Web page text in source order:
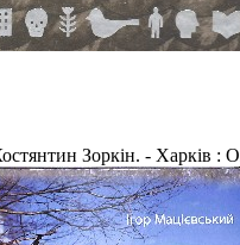
Зоркін. - Харків :